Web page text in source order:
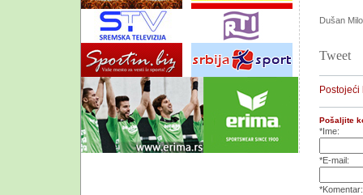
Dušan
Tweet
Postojeći
Pošaljite
*Ime:
*E-mail:
*Komentar: